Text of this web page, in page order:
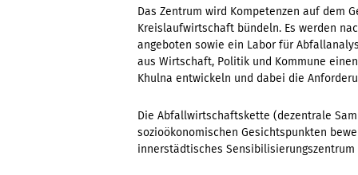
Das Zentrum wird Kompetenzen auf dem
Kreislaufwirtschaft bündeln. Es werden
angeboten sowie ein Labor für
aus Wirtschaft, Politik und Kommune
Khulna entwickeln und dabei die
Die Abfallwirtschaftskette (dezentrale
sozioökonomischen Gesichtspunkten
innerstädtisches